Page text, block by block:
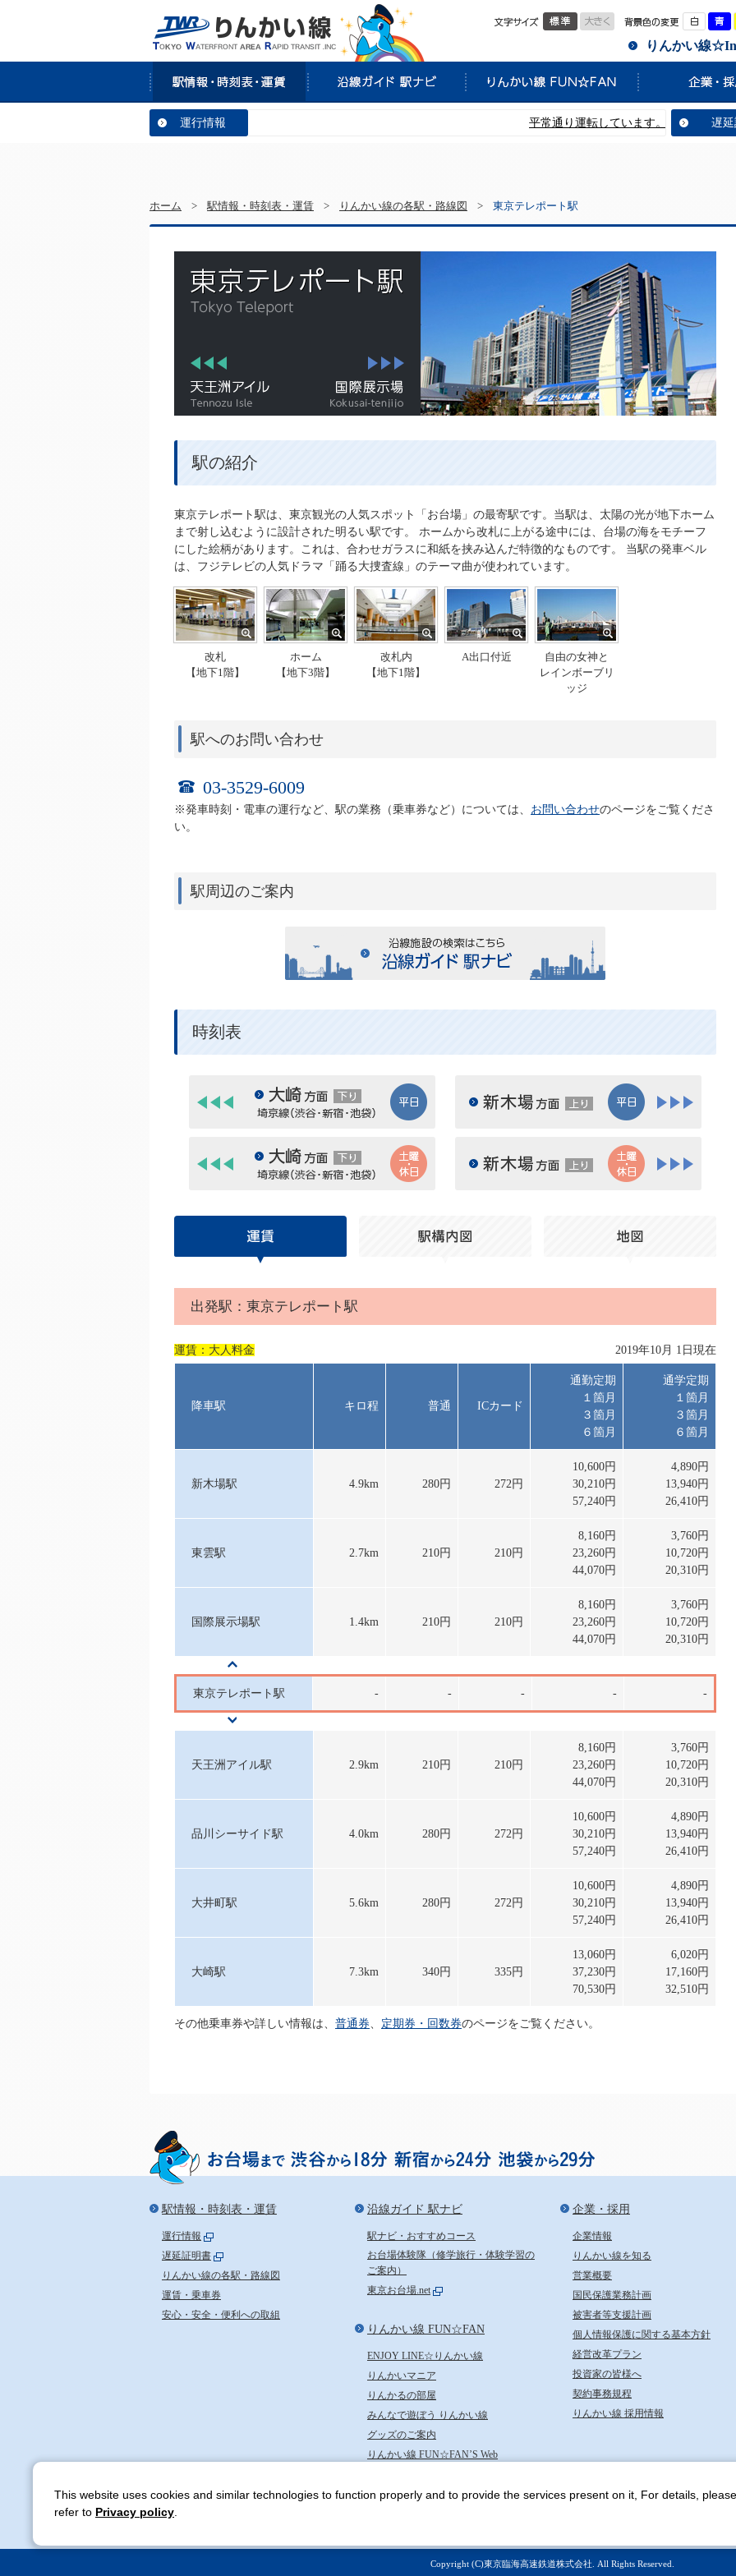
標準 大きく 白
りんかい線
運行情報 平常通り運転しています。 遅
ホーム > 駅情報・時刻表・運賃 > りんかい線の各駅・路線図 > 東京テレポート駅
東京テレポート駅
天王洲アイル
次へ
国際展示場
駅の紹介
東京テレポート駅は、東京観光の人気スポット「お台場」の最寄駅です。当駅は、太陽の光が地下ホーム
まで射し込むように設計された明るい駅です。 ホームから改札に上がる途中には、台場の海をモチーフ
にした絵柄があります。これは、合わせガラスに和紙を挟み込んだ特徴的なものです。 当駅の発車ベル
は、フジテレビの人気ドラマ「踊る大捜査線」のテーマ曲が使われています。
改札
【地下1階】
ホーム
【地下3階】
改札内
【地下1階】
A出口付近
自由の女神と
レインボーブリ
ッジ
駅へのお問い合わせ
03-3529-6009
※発車時刻・電車の運行など、駅の業務（乗車券など）については、 お問い合わせのページをご覧くださ
い。
駅周辺のご案内
時刻表
大崎方面 埼京線（渋谷・新宿・池袋）下り
大崎方面 埼京線（渋谷・新宿・池袋）下り
新木場方面上り
大崎方面 埼京線（渋谷・
出発駅：東京テレポート駅
運賃：大人料金 2019年10月 1日現在
降車駅 キロ程 普通 ICカード
通勤定期
１箇月
３箇月
６箇月
通学定期
１箇月
３箇月
６箇月
新木場駅 4.9km 280円 272円
10,600円
30,210円
57,240円
4,890円
13,940円
26,410円
東雲駅 2.7km 210円 210円
8,160円
23,260円
44,070円
3,760円
10,720円
20,310円
国際展示場駅 1.4km 210円 210円
8,160円
23,260円
44,070円
3,760円
10,720円
20,310円
東京テレポート駅 - - - - -
天王洲アイル駅 2.9km 210円 210円
8,160円
23,260円
44,070円
3,760円
10,720円
20,310円
品川シーサイド駅 4.0km 280円 272円
10,600円
30,210円
57,240円
4,890円
13,940円
26,410円
大井町駅 5.6km 280円 272円
10,600円
30,210円
57,240円
4,890円
13,940円
26,410円
大崎駅 7.3km 340円 335円
13,060円
37,230円
70,530円
6,020円
17,160円
32,510円
その他乗車券や詳しい情報は、 普通券、 定期券・回数券のページをご覧ください。
駅情報・時刻表・運賃
運行情報
遅延証明書
りんかい線の各駅・路線図
運賃・乗車券
安心・安全・便利への取組
沿線ガイド 駅ナビ
駅ナビ・おすすめコース
お台場体験隊（修学旅行・体験学習の
ご案内）
東京お台場.net
りんかい線 FUN☆FAN
ENJOY LINE☆りんかい線
りんかいマニア
りんかるの部屋
みんなで遊ぼう りんかい線
グッズのご案内
りんかい線 FUN☆FAN’S Web
企業・採用
企業情報
りんかい線を知る
営業概要
国民保護業務計画
被害者等支援計画
個人情報保護に関する基本方針
経営改革プラン
投資家の皆様へ
契約事務規程
りんかい線 採用情報
TWR りんかい線
Copyright (C)東京臨海高速鉄道株式会社. All Rights Reserved.
This website uses cookies and similar technologies to function properly and to provide the services present on it, For details, please
refer to Privacy policy